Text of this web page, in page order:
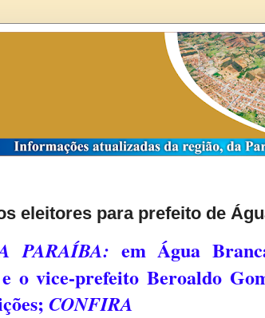
eleitores para prefeito de
PARAÍBA: em Água
o vice-prefeito Beroaldo
CONFIRA